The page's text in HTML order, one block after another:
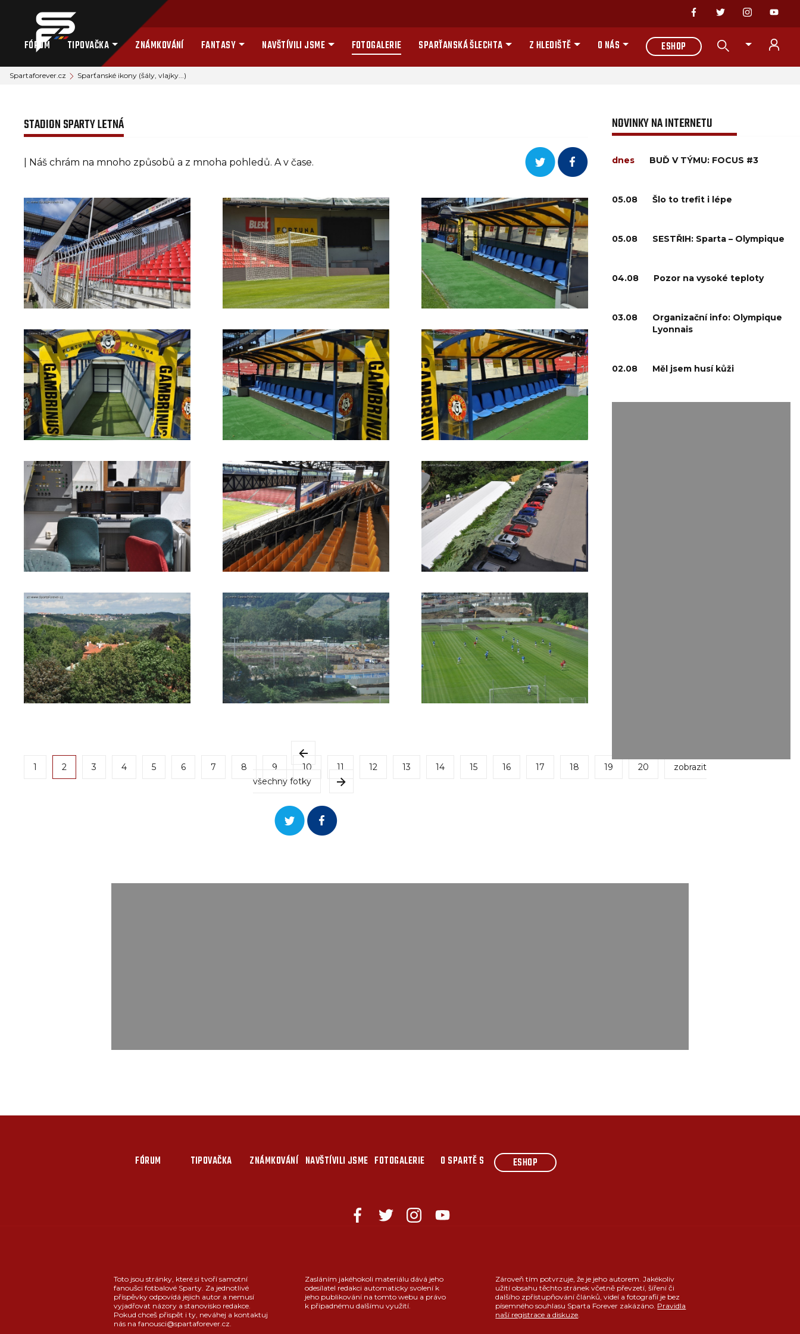
FÓRUM TIPOVAČKA ZNÁMKOVÁNÍ FANTASY NAVŠTÍVILI JSME FOTOGALERIE SPARŤANSKÁ ŠLECHTA Z HLEDIŠTĚ O NÁS ESHOP
Spartaforever.cz Sparťanské ikony (šály, vlajky...)
STADION SPARTY LETNÁ
| Náš chrám na mnoho způsobů a z mnoha pohledů. A v čase.
1 2 3 4 5 6 7 8 9 10 11 12 13 14 15 16 17 18 19 20
zobrazit
všechny fotky
NOVINKY NA INTERNETU
dnes BUĎ V TÝMU: FOCUS #3
05.08 Šlo to trefit i lépe
05.08 SESTŘIH: Sparta – Olympique
04.08 Pozor na vysoké teploty
03.08
Organizační info: Olympique
Lyonnais
02.08 Měl jsem husí kůži
FÓRUM TIPOVAČKA ZNÁMKOVÁNÍ NAVŠTÍVILI JSME FOTOGALERIE O SPARTĚ S ESHOP
Toto jsou stránky, které si tvoří samotní
fanoušci fotbalové Sparty. Za jednotlivé
příspěvky odpovídá jejich autor a nemusí
vyjadřovat názory a stanovisko redakce.
Pokud chceš přispět i ty, neváhej a kontaktuj
nás na fanousci@spartaforever.cz.
Zasláním jakéhokoli materiálu dává jeho
odesílatel redakci automaticky svolení k
jeho publikování na tomto webu a právo
k případnému dalšímu využití.
Zároveň tím potvrzuje, že je jeho autorem. Jakékoliv
užití obsahu těchto stránek včetně převzetí, šíření či
dalšího zpřístupňování článků, videí a fotografií je bez
písemného souhlasu Sparta Forever zakázáno. Pravidla
naší registrace a diskuze